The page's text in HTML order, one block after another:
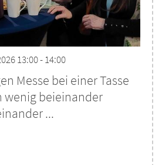
13:00 - 14:00
Messe bei einer Tasse
wenig beieinander
...